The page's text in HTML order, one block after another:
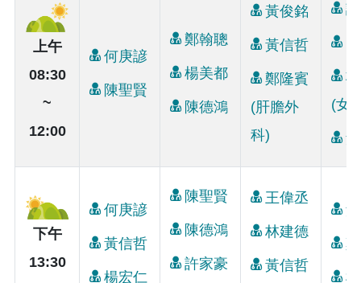
上午
08:30
~
12:00
何庚諺
陳聖賢
鄭翰聰
楊美都
陳德鴻
黃俊銘
黃信哲
鄭隆賓
(肝膽外
科)
(女)
下午
13:30
何庚諺
黃信哲
楊宏仁
陳聖賢
陳德鴻
許家豪
王偉丞
林建德
黃信哲